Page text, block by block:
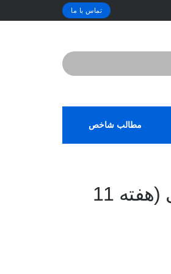
تماس با ما
مطالب شاخص
دانستنی ها و مراقبت های هفته یازدهم بارداری (هفته 11